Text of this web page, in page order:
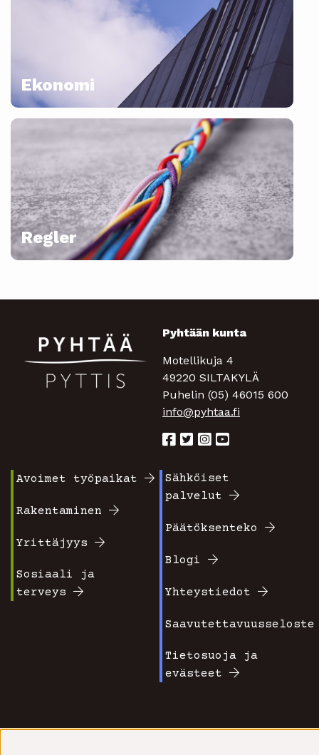
Ekonomi
Regler
Pyhtään kunta
Motellikuja 4
49220 SILTAKYLÄ
Puhelin (05) 46015 600
info@pyhtaa.fi
valikko
Avoimet työpaikat
Rakentaminen
Yrittäjyys
Sosiaali ja
terveys
Footer
2
Sähköiset
palvelut
Päätöksenteko
Blogi
Yhteystiedot
Saavutettavuusseloste
Tietosuoja ja
evästeet